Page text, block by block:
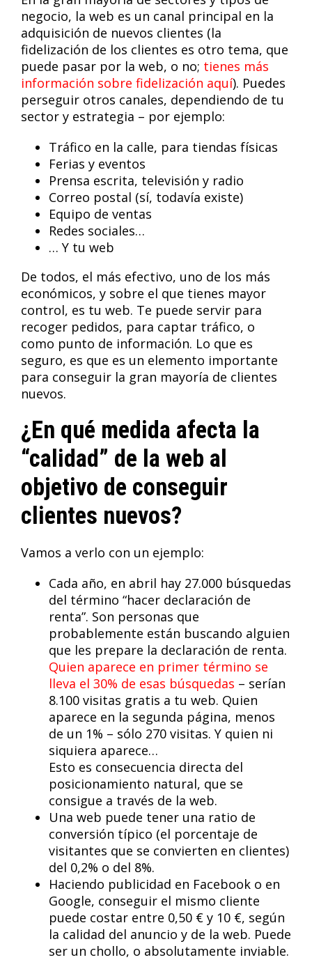
negocio, la web es un canal principal en la
adquisición de nuevos clientes (la
fidelización de los clientes es otro tema, que
puede pasar por la web, o no; tienes más
información sobre fidelización aquí). Puedes
perseguir otros canales, dependiendo de tu
sector y estrategia – por ejemplo:
Tráfico en la calle, para tiendas físicas
Ferias y eventos
Prensa escrita, televisión y radio
Correo postal (sí, todavía existe)
Equipo de ventas
Redes sociales…
… Y tu web
De todos, el más efectivo, uno de los más
económicos, y sobre el que tienes mayor
control, es tu web. Te puede servir para
recoger pedidos, para captar tráfico, o
como punto de información. Lo que es
seguro, es que es un elemento importante
para conseguir la gran mayoría de clientes
nuevos.
¿En qué medida afecta la
“calidad” de la web al
objetivo de conseguir
clientes nuevos?
Vamos a verlo con un ejemplo:
Cada año, en abril hay 27.000 búsquedas
del término “hacer declaración de
renta”. Son personas que
probablemente están buscando alguien
que les prepare la declaración de renta.
Quien aparece en primer término se
lleva el 30% de esas búsquedas – serían
8.100 visitas gratis a tu web. Quien
aparece en la segunda página, menos
de un 1% – sólo 270 visitas. Y quien ni
siquiera aparece…
Esto es consecuencia directa del
posicionamiento natural, que se
consigue a través de la web.
Una web puede tener una ratio de
conversión típico (el porcentaje de
visitantes que se convierten en clientes)
del 0,2% o del 8%.
Haciendo publicidad en Facebook o en
Google, conseguir el mismo cliente
puede costar entre 0,50 € y 10 €, según
la calidad del anuncio y de la web. Puede
ser un chollo, o absolutamente inviable.